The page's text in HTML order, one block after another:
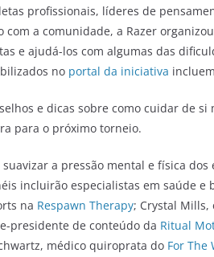
profissionais, líderes de
com a comunidade, a Razer
e ajudá-los com algumas das
no portal da iniciativa
e dicas sobre como cuidar de
para o próximo torneio.
a pressão mental e física
incluirão especialistas em saúde e
na Respawn Therapy; Crystal Mills,
presidente de conteúdo da Ritual
médico quiroprata do For The